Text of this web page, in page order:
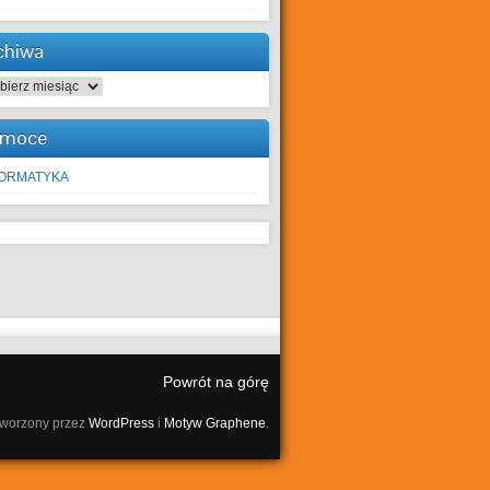
Powrót na górę
przez WordPress i Motyw Graphene